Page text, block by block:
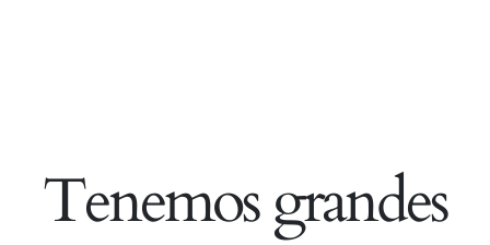
Tenemos grandes